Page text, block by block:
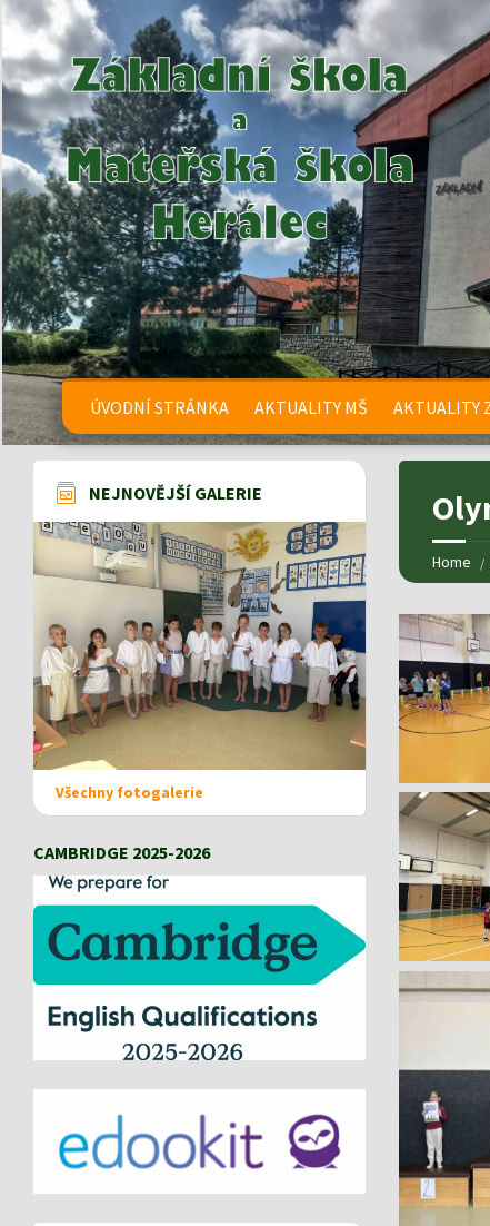
ÚVODNÍ STRÁNKA AKTUALITY MŠ AKTUALITY
Home
NEJNOVĚJŠÍ GALERIE
Všechny fotogalerie
CAMBRIDGE 2025-2026